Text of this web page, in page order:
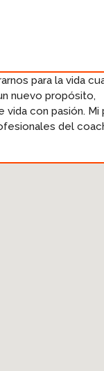
para la vida
nuevo propósito,
con pasión. Mi
del